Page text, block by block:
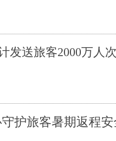
发送旅客2000万人
护旅客暑期返程